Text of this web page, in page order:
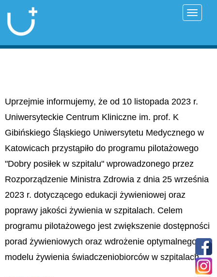
Uprzejmie informujemy, że od 10 listopada 2023 r.
Uniwersyteckie Centrum Kliniczne im. prof. K
Gibińskiego Śląskiego Uniwersytetu Medycznego w
Katowicach przystąpiło do programu pilotażowego
"Dobry posiłek w szpitalu" wprowadzonego przez
Rozporządzenie Ministra Zdrowia z dnia 25 września
2023 r. dotyczącego edukacji żywieniowej oraz
poprawy jakości żywienia w szpitalach. Celem
programu pilotażowego jest zwiększenie dostępności
porad żywieniowych oraz wdrożenie optymalnego
modelu żywienia świadczeniobiorców w szpitalach.